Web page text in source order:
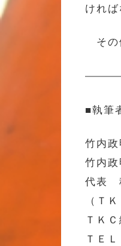
けれ
その
■執筆
竹内
竹内
代表
（Ｔ
ＴＫ
ＴＥ